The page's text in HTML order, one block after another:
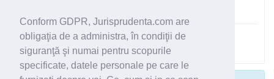
Conform GDPR, Jurisprudenta.com are
obligaţia de a administra, în condiţii de
siguranţă şi numai pentru scopurile
specificate, datele personale pe care le
Toate instantele